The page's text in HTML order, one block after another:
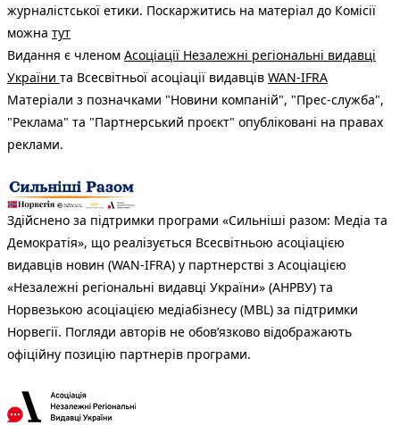
журналістської етики. Поскаржитись на матеріал до Комісії
можна тут
Видання є членом Асоціації Незалежні регіональні видавці
України та Всесвітньої асоціації видавців WAN-IFRA
Матеріали з позначками "Новини компаній", "Прес-служба",
"Реклама" та "Партнерський проєкт" опубліковані на правах
реклами.
Здійснено за підтримки програми «Сильніші разом: Медіа та
Демократія», що реалізується Всесвітньою асоціацією
видавців новин (WAN-IFRA) у партнерстві з Асоціацією
«Незалежні регіональні видавці України» (АНРВУ) та
Норвезькою асоціацією медіабізнесу (MBL) за підтримки
Норвегії. Погляди авторів не обов’язково відображають
офіційну позицію партнерів програми.